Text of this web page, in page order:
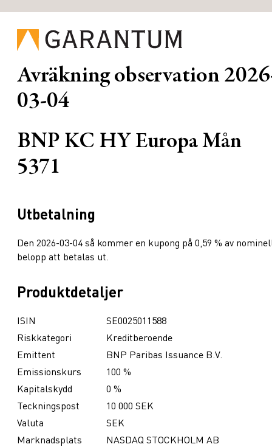
Avräkning observation
03-04
BNP KC HY Europa Mån
5371
Utbetalning
Den 2026-03-04 så kommer en kupong på 0,59 % av
belopp att betalas ut.
Produktdetaljer
ISIN
SE0025011588
Riskkategori
Kreditberoende
Emittent
BNP Paribas Issuance B.V.
Emissionskurs
100 %
Kapitalskydd
0 %
Teckningspost
10 000 SEK
Valuta
SEK
Marknadsplats
NASDAQ STOCKHOLM AB